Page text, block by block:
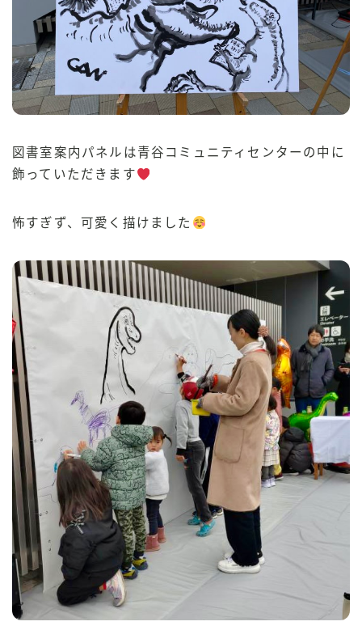
図書室案内パネルは青谷コミュニティセンターの中に
飾っていただきます
怖すぎず、可愛く描けました